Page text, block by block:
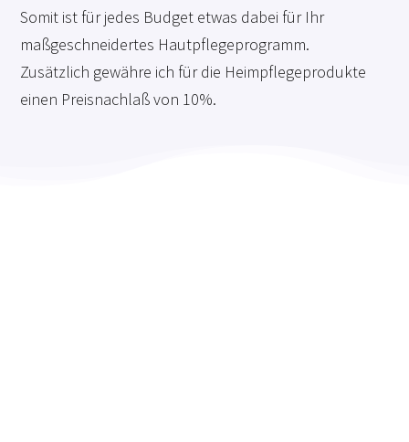
Somit ist für jedes Budget etwas dabei für Ihr
maßgeschneidertes Hautpflegeprogramm.
Zusätzlich gewähre ich für die Heimpflegeprodukte
einen Preisnachlaß von 10%.